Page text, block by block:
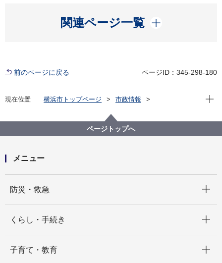
関連ページ一覧
開く
前のページに戻る ページID：345-298-180
現在位置 横浜市トップページ
市政情報
「瀬谷区」と「株式会社ジェイコム湘南・神奈川 か
ながわセントラル局」が「災害時における地域支援の
現在
ページトップへ
メニュー
防災・救急
くらし・手続き
子育て・教育